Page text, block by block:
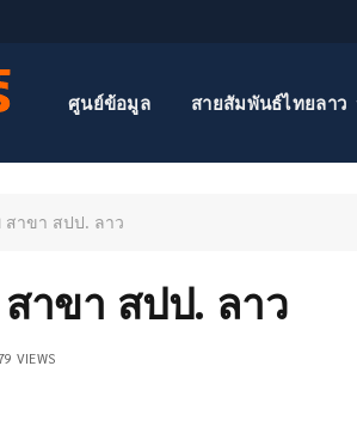
ศูนย์ข้อมูล สายสัมพันธ์ไทยลาว
สาขา สปป. ลาว
าขา สปป. ลาว
VIEWS